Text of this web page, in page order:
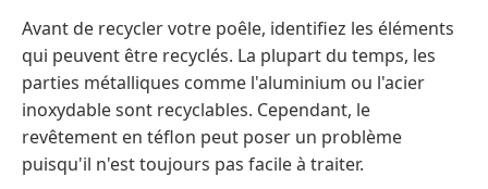
Avant de recycler votre poêle, identifiez les éléments
qui peuvent être recyclés. La plupart du temps, les
parties métalliques comme l'aluminium ou l'acier
inoxydable sont recyclables. Cependant, le
revêtement en téflon peut poser un problème
puisqu'il n'est toujours pas facile à traiter.